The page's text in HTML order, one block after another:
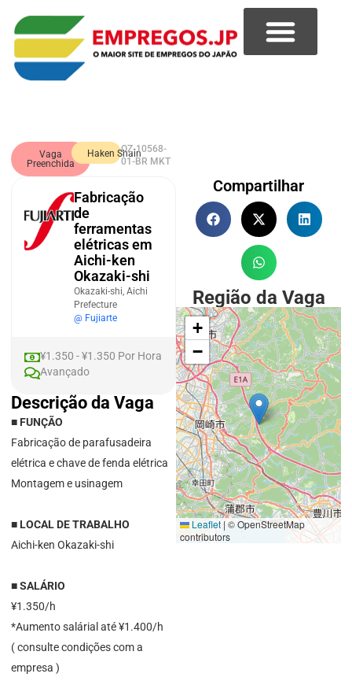
Vaga
Preenchida
Haken ShainOZ-10568-
01-BR MKT
Fabricação
de
ferramentas
elétricas em
Aichi-ken
Okazaki-shi
Okazaki-shi, Aichi
Prefecture
@ Fujiarte
¥1.350 - ¥1.350 Por Hora
Avançado
Descrição da Vaga
■ FUNÇÃO
Fabricação de parafusadeira
elétrica e chave de fenda elétrica
Montagem e usinagem
■ LOCAL DE TRABALHO
Aichi-ken Okazaki-shi
■ SALÁRIO
¥1.350/h
*Aumento salárial até ¥1.400/h
( consulte condições com a
empresa )
Compartilhar
Região da Vaga
+
−
Leaflet| © OpenStreetMap
contributors